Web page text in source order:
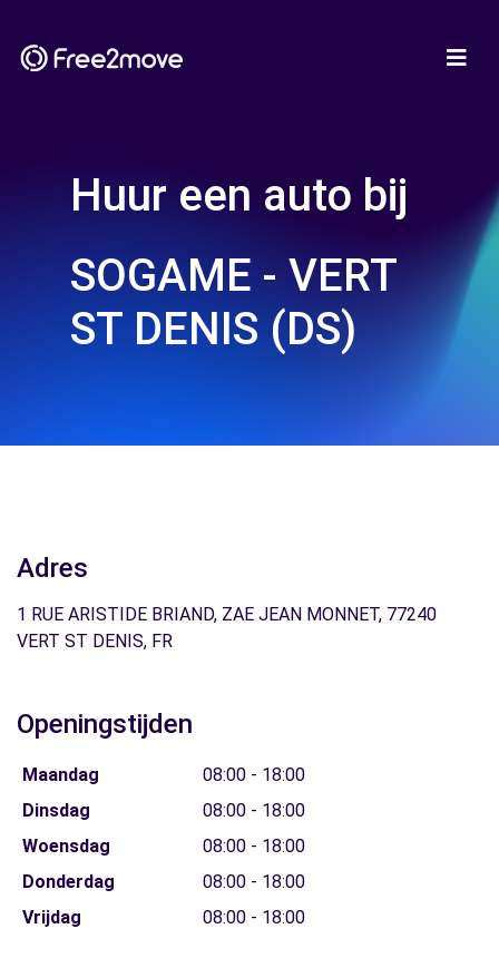
Huur een auto bij
SOGAME - VERT
ST DENIS (DS)
Adres
1 RUE ARISTIDE BRIAND, ZAE JEAN MONNET, 77240
VERT ST DENIS, FR
Openingstijden
Maandag
08:00 - 18:00
Dinsdag
08:00 - 18:00
Woensdag
08:00 - 18:00
Donderdag
08:00 - 18:00
Vrijdag
08:00 - 18:00